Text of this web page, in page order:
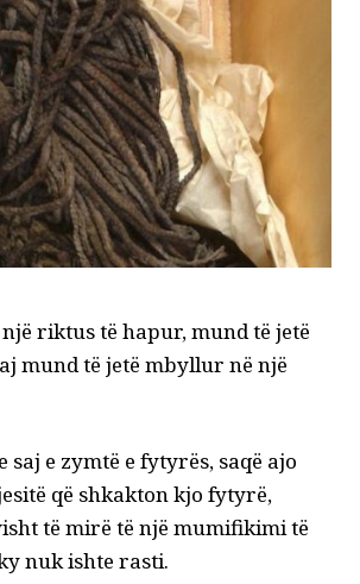
riktus të hapur, mund të jetë
mund të jetë mbyllur në një
e zymtë e fytyrës, saqë ajo
që shkakton kjo fytyrë,
të mirë të një mumifikimi të
nuk ishte rasti.